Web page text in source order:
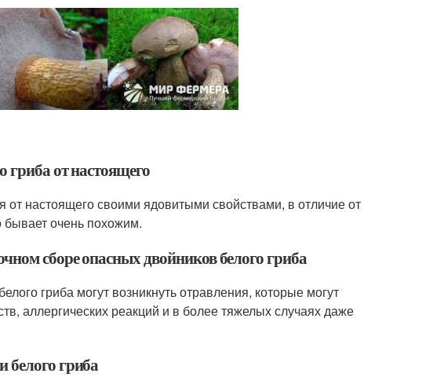
гриба от настоящего
от настоящего своими ядовитыми свойствами, в отличие от
бывает очень похожим.
сборе опасных двойников белого гриба
гриба могут возникнуть отравления, которые могут
аллергических реакций и в более тяжелых случаях даже
белого гриба